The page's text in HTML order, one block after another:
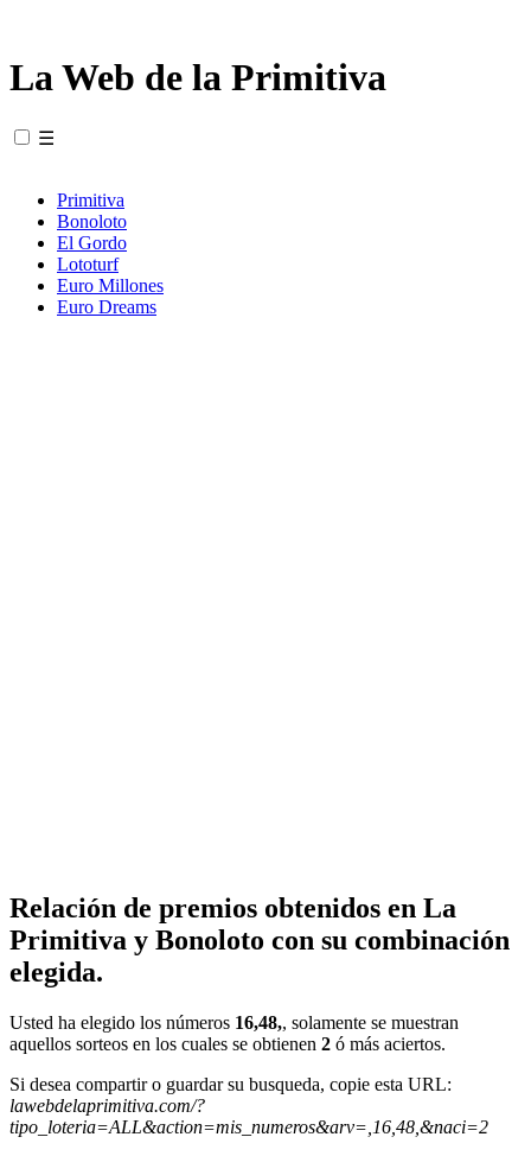
La Web de la Primitiva
☰
Primitiva
Bonoloto
El Gordo
Lototurf
Euro Millones
Euro Dreams
Relación de premios obtenidos en La
Primitiva y Bonoloto con su combinación
elegida.
Usted ha elegido los números 16,48,, solamente se muestran
aquellos sorteos en los cuales se obtienen 2 ó más aciertos.
Si desea compartir o guardar su busqueda, copie esta URL:
lawebdelaprimitiva.com/?
tipo_loteria=ALL&action=mis_numeros&arv=,16,48,&naci=2